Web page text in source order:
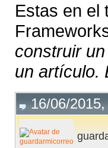
Estas en el
construir
un artículo.
16/06/2015,